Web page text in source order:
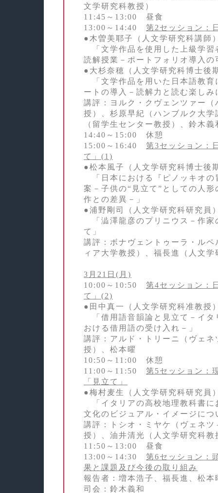
文学研究科教授）
11:45～13:00 昼食
13:00～14:40 第2セッション：
●木曽美耶子（人文学研究科講師
「文学作品を使用した上級学習
読解授業－ポートフォリオ導入の
●大杉奈穂（人文学研究科博士後
「文学作品を用いた日本語教育
ートの導入－読解力と読む楽し
講評：ヨルク・クヴェンツァー（
授）、杉原早紀（ハンブルク大学
（留学生センター教授）、鈴木義
14:40～15:00 休憩
15:00～16:40 第3セッション：
て」(1)
●松本風子（人文学研究科博士後
「日本における『ピノッキオの
案－子供の“見立て”としての人
作との差異－」
●浦野剛司（人文学研究科研究員
「澁澤龍彦のプリニウス－作家
て」
講評：ボナヴェントゥーラ・ルペ
ィア大学教授）、福長進（人文学
3月21日(月)
10:00～10:50 第4セッション：
て」(2)
●田中真一（人文学研究科准教授
「借用語音韻論と見立て－イタ
おける借用語の受け入れ－」
講評：アルド・トリーニ（ヴェネ
授）、松本曜
10:50～11:00 休憩
11:00～11:50 第5セッション：
「見立て」
●梅村麦生（人文学研究科研究員
「イタリアの高校地理教科書に
文化のビジュアル・イメージにつ
講評：トシオ・ミヤケ（ヴェネツ
授）、油井清光（人文学研究科教
11:50～13:00 昼食
13:00～14:30 第6セッション：
果と課題及び今後の取り組み
報告者：増本浩子、福長進、松本
司会：鈴木義和